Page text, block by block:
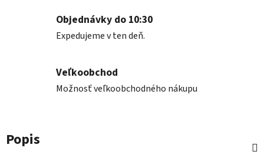
Objednávky do 10:30
Expedujeme v ten deň.
Veľkoobchod
Možnosť veľkoobchodného nákupu
Popis